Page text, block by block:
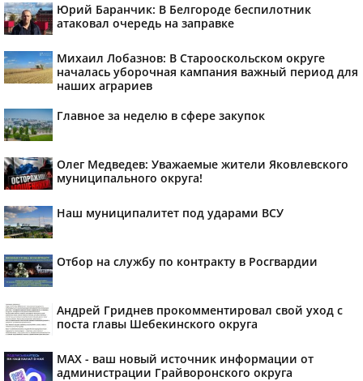
Юрий Баранчик: В Белгороде беспилотник
атаковал очередь на заправке
Михаил Лобазнов: В Старооскольском округе
началась уборочная кампания важный период для
наших аграриев
Главное за неделю в сфере закупок
Олег Медведев: Уважаемые жители Яковлевского
муниципального округа!
Наш муниципалитет под ударами ВСУ
Отбор на службу по контракту в Росгвардии
Андрей Гриднев прокомментировал свой уход с
поста главы Шебекинского округа
MAX - ваш новый источник информации от
администрации Грайворонского округа